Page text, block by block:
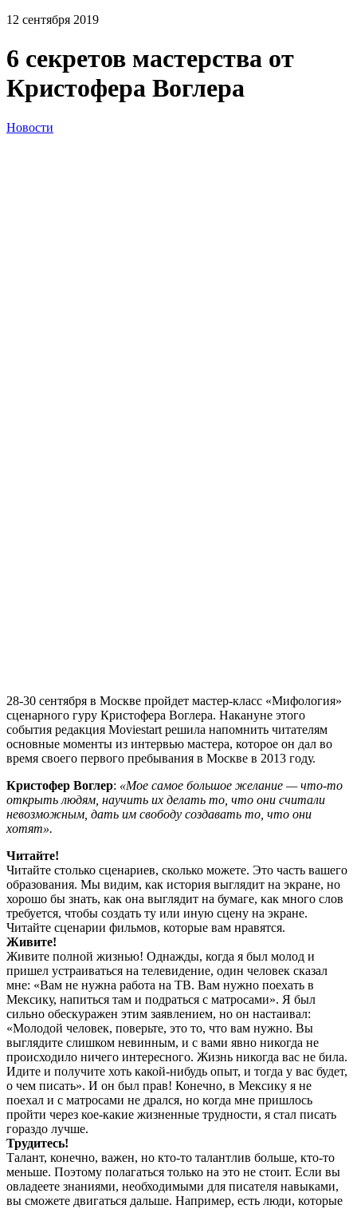
12 сентября 2019
6 секретов мастерства от
Кристофера Воглера
Новости
28-30 сентября в Москве пройдет мастер-класс «Мифология»
сценарного гуру Кристофера Воглера. Накануне этого
события редакция Moviestart решила напомнить читателям
основные моменты из интервью мастера, которое он дал во
время своего первого пребывания в Москве в 2013 году.
Кристофер Воглер: «Мое самое большое желание — что-то
открыть людям, научить их делать то, что они считали
невозможным, дать им свободу создавать то, что они
хотят».
Читайте!
Читайте столько сценариев, сколько можете. Это часть вашего
образования. Мы видим, как история выглядит на экране, но
хорошо бы знать, как она выглядит на бумаге, как много слов
требуется, чтобы создать ту или иную сцену на экране.
Читайте сценарии фильмов, которые вам нравятся.
Живите!
Живите полной жизнью! Однажды, когда я был молод и
пришел устраиваться на телевидение, один человек сказал
мне: «Вам не нужна работа на ТВ. Вам нужно поехать в
Мексику, напиться там и подраться с матросами». Я был
сильно обескуражен этим заявлением, но он настаивал:
«Молодой человек, поверьте, это то, что вам нужно. Вы
выглядите слишком невинным, и с вами явно никогда не
происходило ничего интересного. Жизнь никогда вас не била.
Идите и получите хоть какой-нибудь опыт, и тогда у вас будет,
о чем писать». И он был прав! Конечно, в Мексику я не
поехал и с матросами не дрался, но когда мне пришлось
пройти через кое-какие жизненные трудности, я стал писать
гораздо лучше.
Трудитесь!
Талант, конечно, важен, но кто-то талантлив больше, кто-то
меньше. Поэтому полагаться только на это не стоит. Если вы
овладеете знаниями, необходимыми для писателя навыками,
вы сможете двигаться дальше. Например, есть люди, которые